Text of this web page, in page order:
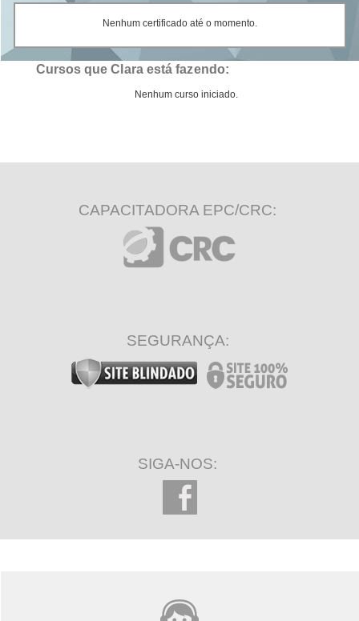
Nenhum certificado até o momento.
Cursos que Clara está fazendo:
Nenhum curso iniciado.
CAPACITADORA EPC/CRC:
SEGURANÇA:
SIGA-NOS: